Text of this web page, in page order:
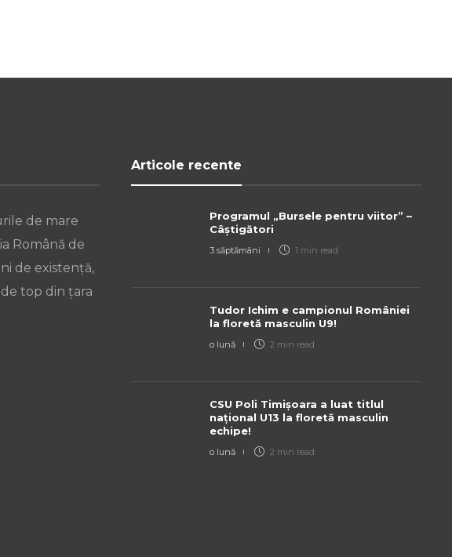
de mare
Română de
de existență,
top din țara
Articole recente
Programul „Bursele pentru viitor” –
Câștigători
3 săptămâni 1 min read
Tudor Ichim e campionul României
la floretă masculin U9!
o lună 2 min read
CSU Poli Timișoara a luat titlul
național U13 la floretă masculin
echipe!
o lună 2 min read